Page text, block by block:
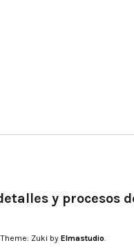
y procesos
Theme: Zuki by Elmastudio.